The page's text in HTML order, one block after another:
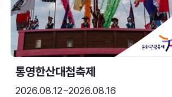
통영한산대첩축제
2026.08.12~2026.08.16